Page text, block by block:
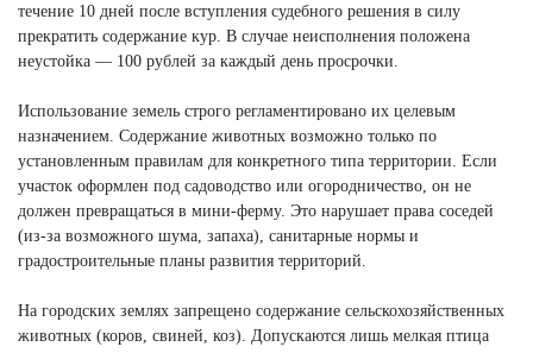
течение 10 дней после вступления судебного решения в силу
прекратить содержание кур. В случае неисполнения положена
неустойка — 100 рублей за каждый день просрочки.
Использование земель строго регламентировано их целевым
назначением. Содержание животных возможно только по
установленным правилам для конкретного типа территории. Если
участок оформлен под садоводство или огородничество, он не
должен превращаться в мини-ферму. Это нарушает права соседей
(из-за возможного шума, запаха), санитарные нормы и
градостроительные планы развития территорий.
На городских землях запрещено содержание сельскохозяйственных
животных (коров, свиней, коз). Допускаются лишь мелкая птица